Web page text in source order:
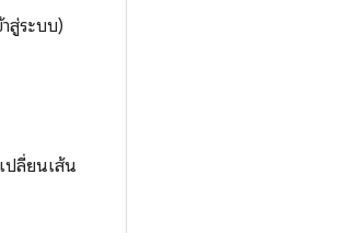
สู่ระบบ)
ปลี่ยนเส้น